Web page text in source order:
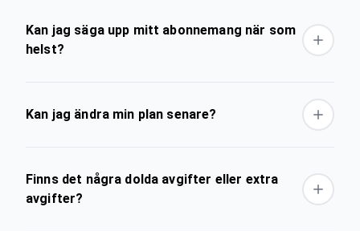
Kan jag säga upp mitt abonnemang när som
helst?
Kan jag ändra min plan senare?
Finns det några dolda avgifter eller extra
avgifter?